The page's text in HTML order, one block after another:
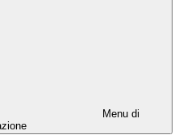
Menu di